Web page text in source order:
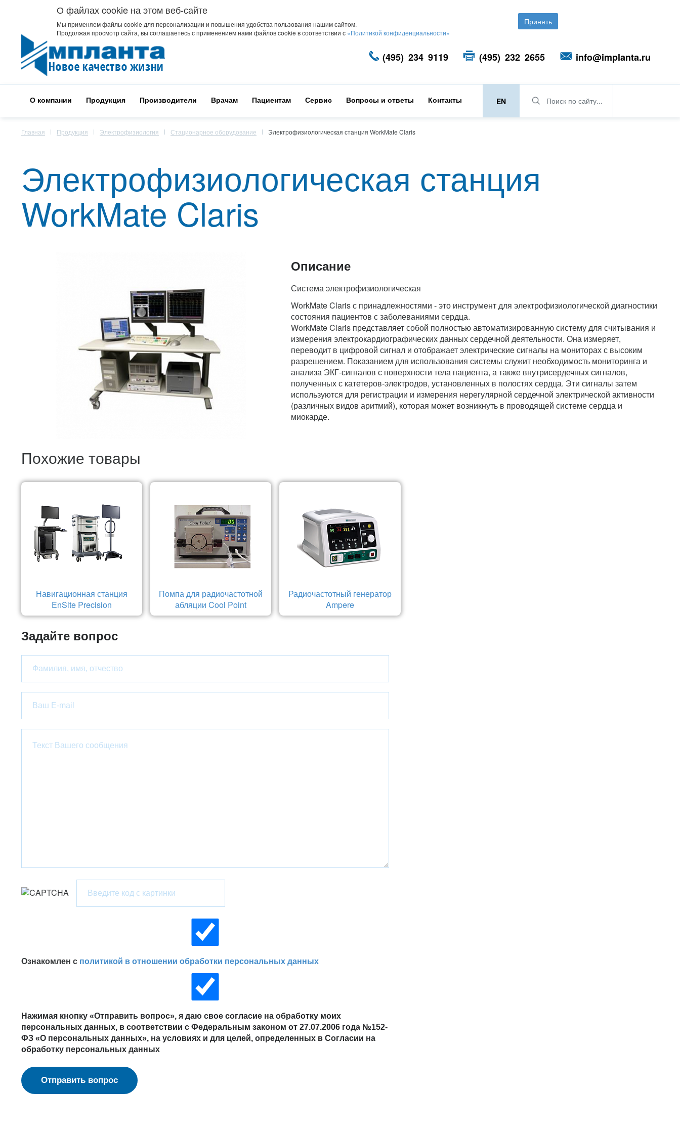
О файлах cookie на этом веб-сайте
Мы применяем файлы cookie для персонализации и повышения удобства пользования нашим сайтом.
Продолжая просмотр сайта, вы соглашаетесь с применением нами файлов cookie в соответствии с «Политикой конфиденциальности»
Принять
(495) 234 9119 (495) 232 2655 info@implanta.ru
О компании Продукция Производители Врачам Пациентам Сервис Вопросы и ответы Контакты EN Поиск по сайту...
Главная Продукция Электрофизиология Стационарное оборудование Электрофизиологическая станция WorkMate Claris
Электрофизиологическая станция
WorkMate Claris
Описание
Система электрофизиологическая
WorkMate Claris с принадлежностями - это инструмент для электрофизиологической диагностики
состояния пациентов с заболеваниями сердца.
WorkMate Claris представляет собой полностью автоматизированную систему для считывания и
измерения электрокардиографических данных сердечной деятельности. Она измеряет,
переводит в цифровой сигнал и отображает электрические сигналы на мониторах с высоким
разрешением. Показанием для использования системы служит необходимость мониторинга и
анализа ЭКГ-сигналов с поверхности тела пациента, а также внутрисердечных сигналов,
полученных с катетеров-электродов, установленных в полостях сердца. Эти сигналы затем
используются для регистрации и измерения нерегулярной сердечной электрической активности
(различных видов аритмий), которая может возникнуть в проводящей системе сердца и
миокарде.
Похожие товары
Навигационная станция
EnSite Precision
Помпа для радиочастотной
абляции Cool Point
Радиочастотный генератор
Ampere
Задайте вопрос
Ознакомлен с политикой в отношении обработки персональных данных
Нажимая кнопку «Отправить вопрос», я даю свое согласие на обработку моих
персональных данных, в соответствии с Федеральным законом от 27.07.2006 года №152-
ФЗ «О персональных данных», на условиях и для целей, определенных в Согласии на
обработку персональных данных